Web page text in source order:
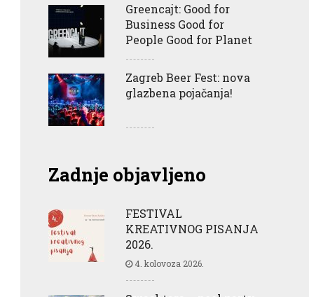
Greencajt: Good for
Business Good for
People Good for Planet
Zagreb Beer Fest: nova
glazbena pojačanja!
Zadnje objavljeno
FESTIVAL
KREATIVNOG PISANJA
2026.
4. kolovoza 2026.